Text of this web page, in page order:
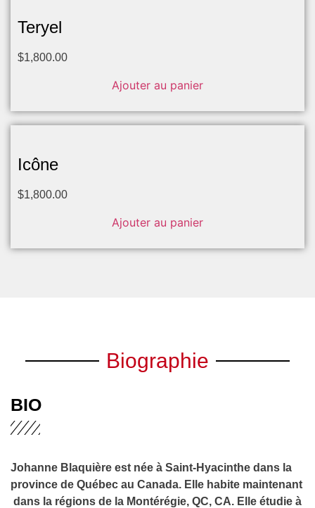
Teryel
$1,800.00
Ajouter au panier
Icône
$1,800.00
Ajouter au panier
Biographie
BIO
Johanne Blaquière est née à Saint-Hyacinthe dans la
province de Québec au Canada. Elle habite maintenant
dans la régions de la Montérégie, QC, CA. Elle étudie à